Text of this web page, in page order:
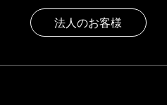
法人のお客様